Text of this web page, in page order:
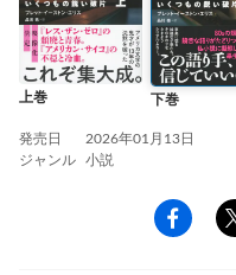
上巻 下巻
発売日
2026年01月13日
ジャンル
小説